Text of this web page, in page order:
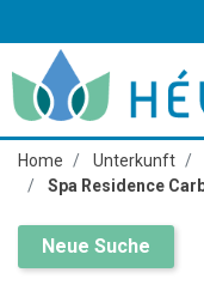
Home Unterkunft
Spa Residence
Neue Suche